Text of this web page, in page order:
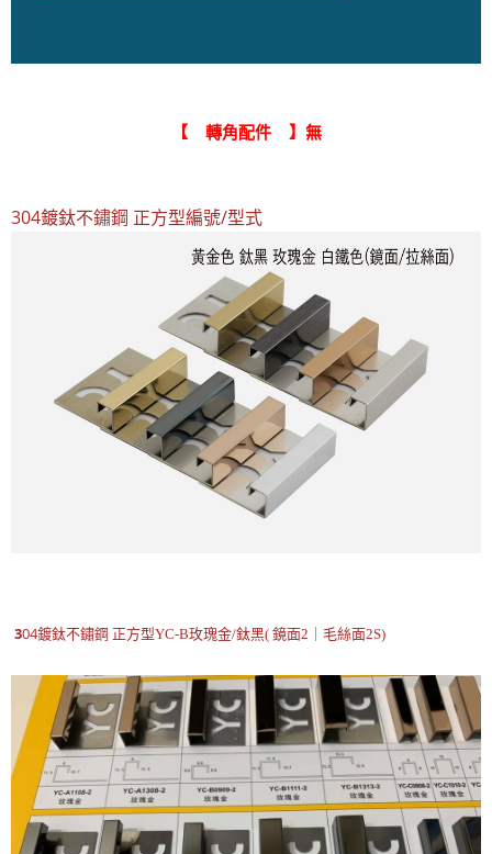
【 轉角配件 】無
304鍍鈦不鏽鋼 正方型編號/型式
304鍍鈦不鏽鋼 正方型YC-B玫瑰金/鈦黑( 鏡面2｜毛絲面2S)